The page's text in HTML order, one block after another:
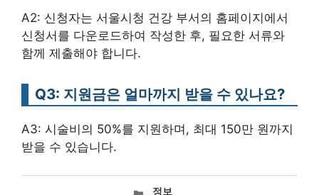
A2: 신청자는 서울시청 건강 부서의 홈페이지에서
신청서를 다운로드하여 작성한 후, 필요한 서류와
함께 제출해야 합니다.
Q3: 지원금은 얼마까지 받을 수 있나요?
A3: 시술비의 50%를 지원하며, 최대 150만 원까지
받을 수 있습니다.
카정보